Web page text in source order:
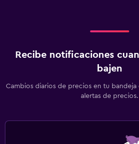
Recibe notificaciones
bajen
Cambios diarios de precios en tu
alertas de precios.